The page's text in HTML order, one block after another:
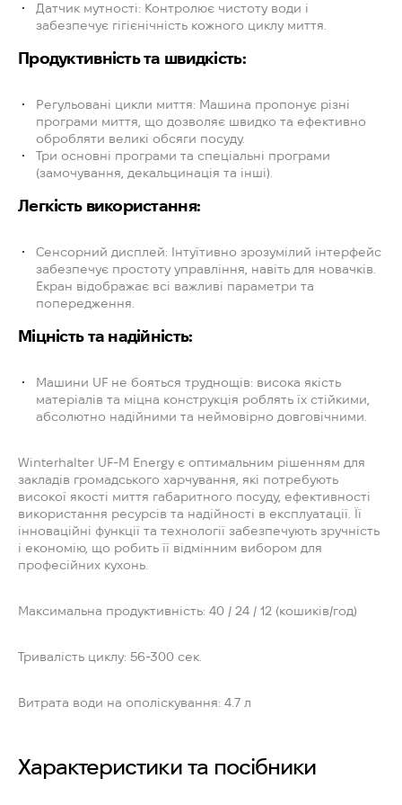
Датчик мутності: Контролює чистоту води і
забезпечує гігієнічність кожного циклу миття.
Продуктивність та швидкість:
Регульовані цикли миття: Машина пропонує різні
програми миття, що дозволяє швидко та ефективно
обробляти великі обсяги посуду.
Три основні програми та спеціальні програми
(замочування, декальцинація та інші).
Легкість використання:
Сенсорний дисплей: Інтуїтивно зрозумілий інтерфейс
забезпечує простоту управління, навіть для новачків.
Екран відображає всі важливі параметри та
попередження.
Міцність та надійність:
Машини UF не бояться труднощів: висока якість
матеріалів та міцна конструкція роблять їх стійкими,
абсолютно надійними та неймовірно довговічними.
Winterhalter UF-M Energy є оптимальним рішенням для
закладів громадського харчування, які потребують
високої якості миття габаритного посуду, ефективності
використання ресурсів та надійності в експлуатації. Її
інноваційні функції та технології забезпечують зручність
і економію, що робить її відмінним вибором для
професійних кухонь.
Максимальна продуктивність: 40 / 24 / 12 (кошиків/год)
Тривалість циклу: 56-300 сек.
Витрата води на ополіскування: 4.7 л
Характеристики та посібники